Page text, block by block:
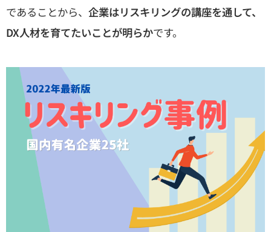
であることから、 企業はリスキリングの講座を通して、
DX人材を育てたいことが明らかです。